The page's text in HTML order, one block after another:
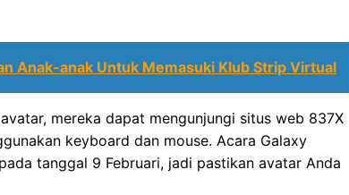
Anak-anak Untuk Memasuki Klub Strip Virtual
mereka dapat mengunjungi situs web 837X
keyboard dan mouse. Acara Galaxy
tanggal 9 Februari, jadi pastikan avatar Anda